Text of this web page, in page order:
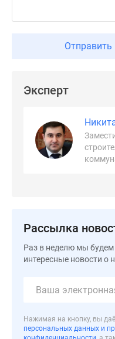
Контакты
Апартаменты
#траншевая
скидками
новостроек
Субсидированная
Отправить
Эксперт
Рассылка
Раз в неделю мы
интересные новости о
Нажимая на кнопку, вы
персональных данных и